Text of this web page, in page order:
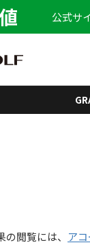
公式サ
閲覧には、 ア